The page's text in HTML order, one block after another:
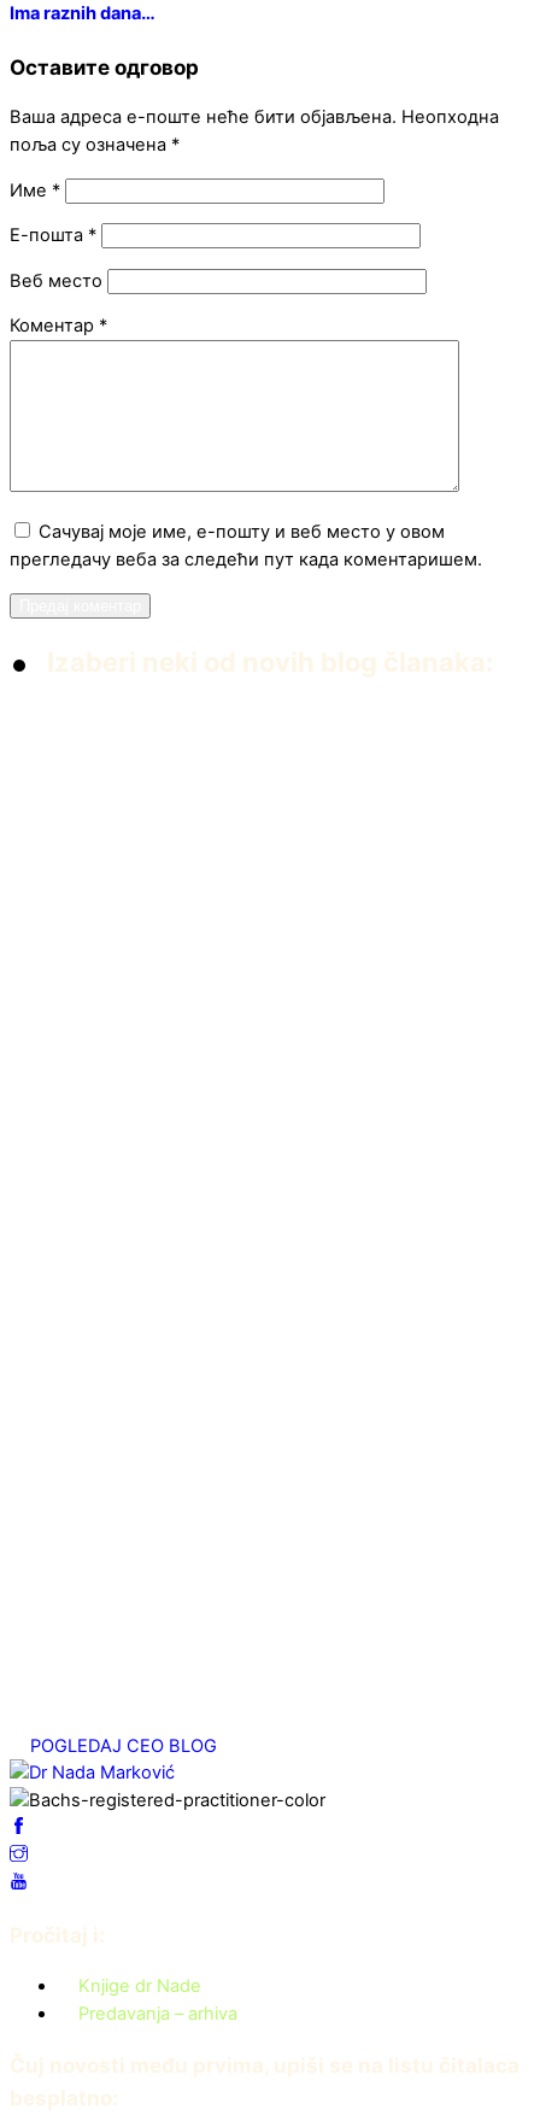
Ima raznih dana…
Оставите одговор
Ваша адреса е-поште неће бити објављена. Неопходна
поља су означена *
Име *
Е-пошта *
Веб место
Коментар *
Сачувај моје име, е-пошту и веб место у овом
прегледачу веба за следећи пут када коментаришем.
Izaberi neki od novih blog članaka:
POGLEDAJ CEO BLOG
Pročitaj i:
Knjige dr Nade
Predavanja – arhiva
Čuj novosti među prvima, upiši se na listu čitalaca
besplatno: